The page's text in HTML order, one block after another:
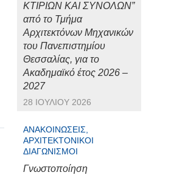
ΚΤΙΡΙΩΝ ΚΑΙ ΣΥΝΟΛΩΝ”
από το Τμήμα
Αρχιτεκτόνων Μηχανικών
του Πανεπιστημίου
Θεσσαλίας, για το
Ακαδημαϊκό έτος 2026 –
2027
28 ΙΟΥΛΊΟΥ 2026
ΑΝΑΚΟΙΝΏΣΕΙΣ,
ΑΡΧΙΤΕΚΤΟΝΙΚΟΊ
ΔΙΑΓΩΝΙΣΜΟΊ
Γνωστοποίηση